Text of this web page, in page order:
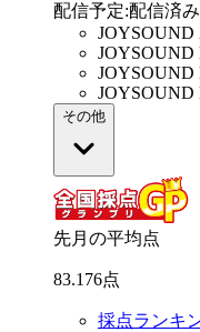
配信予定:配信済み
JOYSOUND
JOYSOUND
その他
先月の平均点
83.176点
採点ランキ